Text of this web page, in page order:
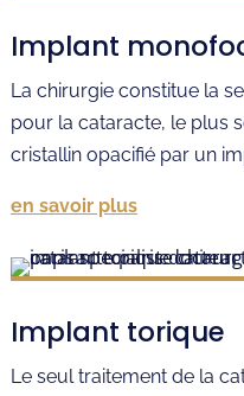
Implant
La chirurgie constitue la
pour la cataracte, le plus
cristallin opacifié par un
en savoir plus
Implant torique
Le seul traitement de la